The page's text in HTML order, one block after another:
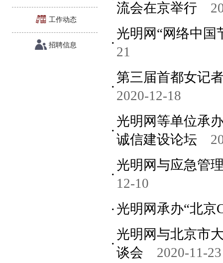
工作动态
招聘信息
流会在京举行
光明网“网络中国
21
第三届首都女记
2020-12-18
光明网等单位承
诚信建设论坛
光明网与应急管
12-10
光明网承办“北京
光明网与北京市
谈会
2020-11-23